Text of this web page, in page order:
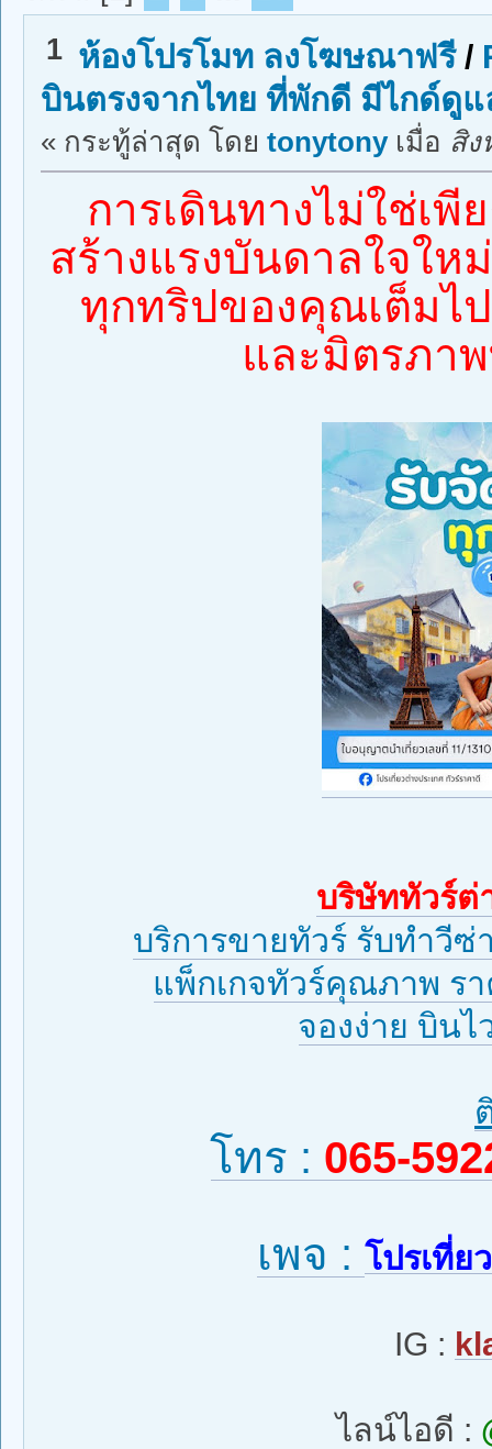
1 ห้องโปรโมท ลงโฆษณาฟรี/
บินตรงจากไทย ที่พักดี มีไกด์ดูแ
« กระทู้ล่าสุด โดย tonytony เมื่อ สิง
การเดินทางไม่ใช่เพี
สร้างแรงบันดาลใจใ
ทุกทริปของคุณเต็มไ
และมิตรภา
บริษัททัวร์ต่
บริการขายทัวร์ รับทำวี
แพ็กเกจทัวร์คุณภาพ ร
จองง่าย บิน
โทร : 065-
เพจ : โปรเที่ย
IG :
ไลน์ไอดี :